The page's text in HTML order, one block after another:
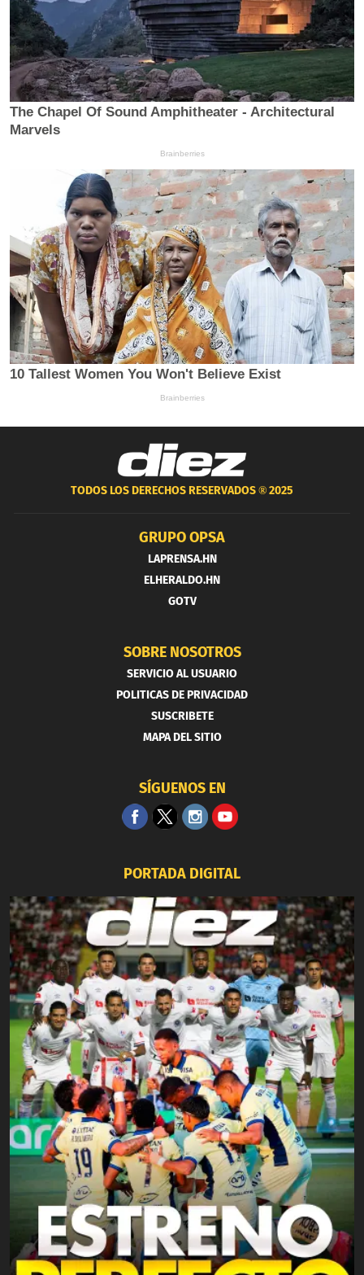
TODOS LOS DERECHOS RESERVADOS ®2025
GRUPO OPSA
LAPRENSA.HN
ELHERALDO.HN
GOTV
SOBRE NOSOTROS
SERVICIO AL USUARIO
POLITICAS DE PRIVACIDAD
SUSCRIBETE
MAPA DEL SITIO
SÍGUENOS EN
PORTADA DIGITAL